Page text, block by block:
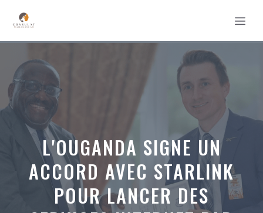
contenu
L'OUGANDA SIGNE UN
ACCORD AVEC STARLINK
POUR LANCER DES